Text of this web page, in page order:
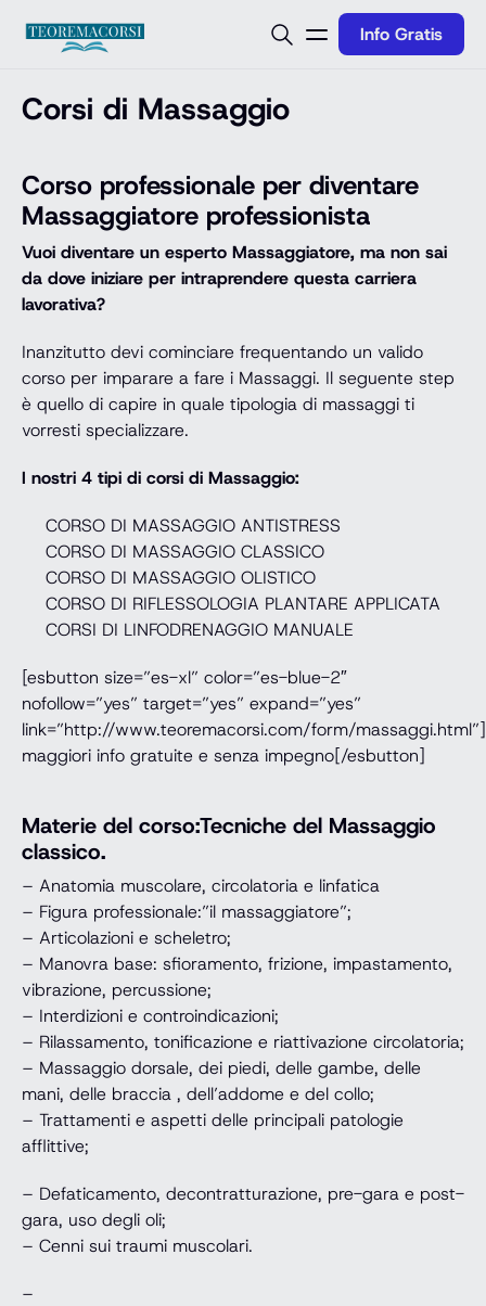
Info Gratis
Corsi di Massaggio
Corso professionale per diventare
Massaggiatore professionista
Vuoi diventare un esperto Massaggiatore, ma non sai
da dove iniziare per intraprendere questa carriera
lavorativa?
Inanzitutto devi cominciare frequentando un valido
corso per imparare a fare i Massaggi. Il seguente step
è quello di capire in quale tipologia di massaggi ti
vorresti specializzare.
I nostri 4 tipi di corsi di Massaggio:
CORSO DI MASSAGGIO ANTISTRESS
CORSO DI MASSAGGIO CLASSICO
CORSO DI MASSAGGIO OLISTICO
CORSO DI RIFLESSOLOGIA PLANTARE APPLICATA
CORSI DI LINFODRENAGGIO MANUALE
[esbutton size=”es-xl” color=”es-blue-2″
nofollow=”yes” target=”yes” expand=”yes”
link=”http://www.teoremacorsi.com/form/
maggiori info gratuite e senza impegno[/esbutton]
Materie del corso:Tecniche del Massaggio
classico.
– Anatomia muscolare, circolatoria e linfatica
– Figura professionale:”il massaggiatore”;
– Articolazioni e scheletro;
– Manovra base: sfioramento, frizione, impastamento,
vibrazione, percussione;
– Interdizioni e controindicazioni;
– Rilassamento, tonificazione e riattivazione circolatoria;
– Massaggio dorsale, dei piedi, delle gambe, delle
mani, delle braccia , dell’addome e del collo;
– Trattamenti e aspetti delle principali patologie
afflittive;
– Defaticamento, decontratturazione, pre-gara e post-
gara, uso degli oli;
– Cenni sui traumi muscolari.
–